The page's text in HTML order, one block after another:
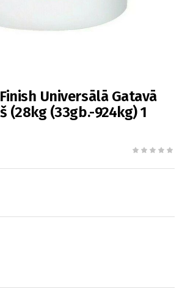
Universālā Gatavā
(28kg (33gb.-924kg) 1